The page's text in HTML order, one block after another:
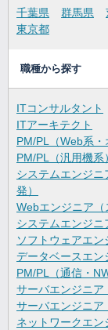
千葉県 群馬県
東京都
職種から探す
ITコンサルタント
ITアーキテクト
PM/PL（Web系・
PM/PL（汎用機系）
システムエンジ
発）
Webエンジニア（
システムエンジニ
ソフトウェアエン
データベースエン
PM/PL（通信・
サーバエンジニア
サーバエンジニア
ネットワークエン